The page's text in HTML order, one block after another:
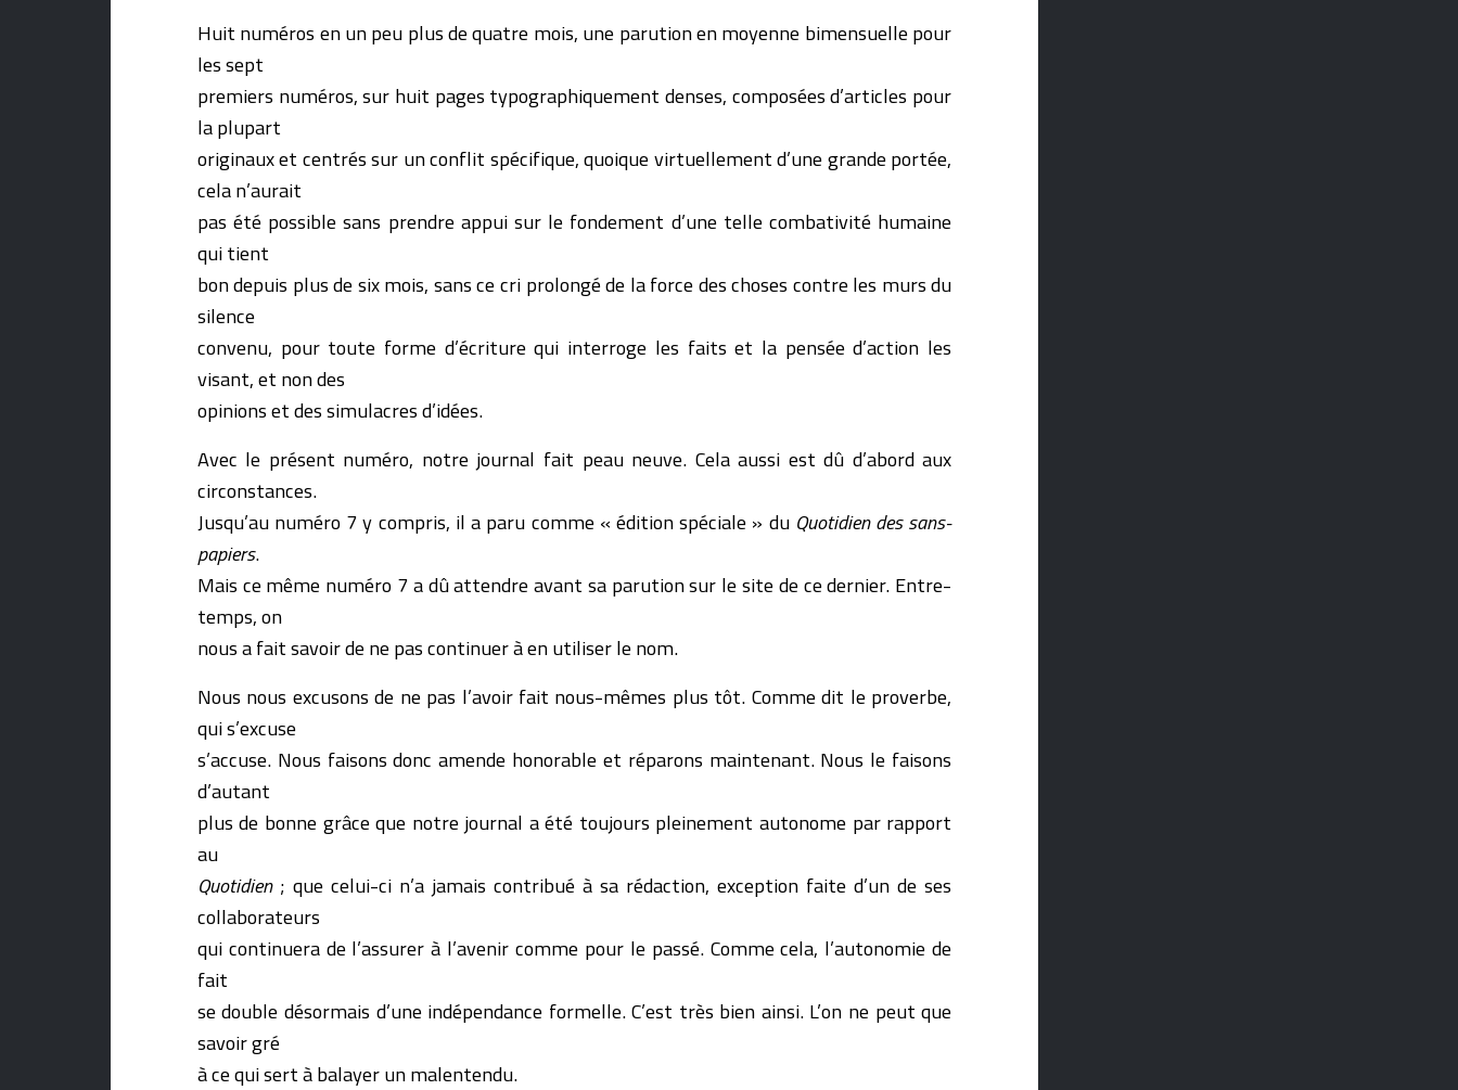
Huit numéros en un peu plus de quatre mois, une parution en moyenne bimensuelle pour
les sept
premiers numéros, sur huit pages typographiquement denses, composées d’articles pour
la plupart
originaux et centrés sur un conflit spécifique, quoique virtuellement d’une grande portée,
cela n’aurait
pas été possible sans prendre appui sur le fondement d’une telle combativité humaine
qui tient
bon depuis plus de six mois, sans ce cri prolongé de la force des choses contre les murs du
silence
convenu, pour toute forme d’écriture qui interroge les faits et la pensée d’action les
visant, et non des
opinions et des simulacres d’idées.
Avec le présent numéro, notre journal fait peau neuve. Cela aussi est dû d’abord aux
circonstances.
Jusqu’au numéro 7 y compris, il a paru comme « édition spéciale » du Quotidien des sans-
papiers.
Mais ce même numéro 7 a dû attendre avant sa parution sur le site de ce dernier. Entre-
temps, on
nous a fait savoir de ne pas continuer à en utiliser le nom.
Nous nous excusons de ne pas l’avoir fait nous-mêmes plus tôt. Comme dit le proverbe,
qui s’excuse
s’accuse. Nous faisons donc amende honorable et réparons maintenant. Nous le faisons
d’autant
plus de bonne grâce que notre journal a été toujours pleinement autonome par rapport
au
Quotidien; que celui-ci n’a jamais contribué à sa rédaction, exception faite d’un de ses
collaborateurs
qui continuera de l’assurer à l’avenir comme pour le passé. Comme cela, l’autonomie de
fait
se double désormais d’une indépendance formelle. C’est très bien ainsi. L’on ne peut que
savoir gré
à ce qui sert à balayer un malentendu.